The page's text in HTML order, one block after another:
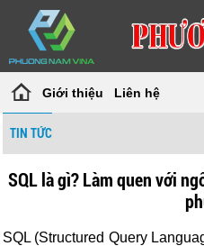
Giới thiệu Liên hệ
TIN TỨC
SQL là gì? Làm quen với
SQL (Structured Query